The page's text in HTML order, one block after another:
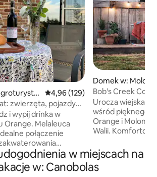
Średnia ocena: 4,96 na 5, liczba
4,96 (129)
zwierzęta, pojazdy
i wykwintne
i wypij drinka w
Orange. Melaleuca
połączenie
wypoczynku.
Orange wśród
ze
Domek w: Molong
Bob's Creek
Orange i Molong.
Urocza wiejska
wśród pięknego
Orange i Molong
Walii.
i dwiema
z łóżkami typu queen.
świeżym
w miejscach na
w: Canobolas